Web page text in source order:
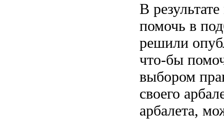
В
помочь в
решили
что-бы
выбором
своего
арбалета,